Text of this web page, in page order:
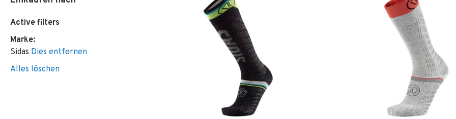
Active filters
Marke
Sidas Dies entfernen
Alles löschen